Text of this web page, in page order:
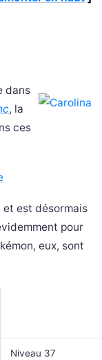
dans
, la
ces
et est désormais
pour
eux, sont
Niveau 37